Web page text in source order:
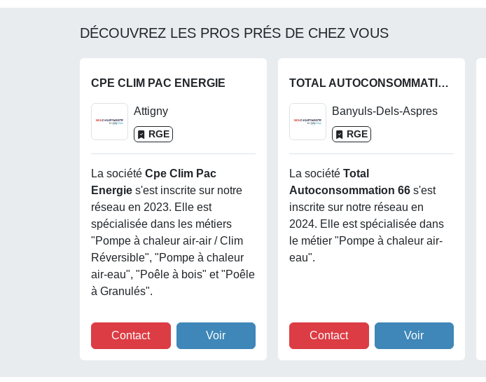
DÉCOUVREZ LES PROS PRÉS DE CHEZ VOUS
CPE CLIM PAC ENERGIE
Attigny
RGE
La société Cpe Clim Pac
Energie s'est inscrite sur notre
réseau en 2023. Elle est
spécialisée dans les métiers
"Pompe à chaleur air-air / Clim
Réversible", "Pompe à chaleur
air-eau", "Poêle à bois" et "Poêle
à Granulés".
Contact Voir
TOTAL AUTOCONSOMMATION 66
Banyuls-Dels-Aspres
RGE
La société Total
Autoconsommation 66 s'est
inscrite sur notre réseau en
2024. Elle est spécialisée dans
le métier "Pompe à chaleur air-
eau".
Contact Voir